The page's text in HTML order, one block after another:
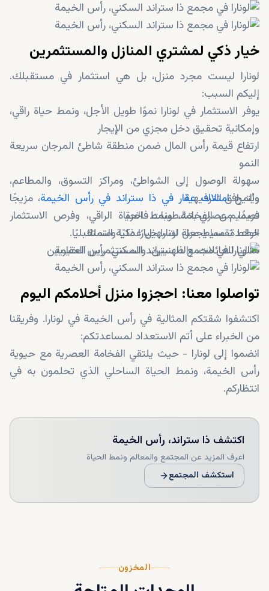
خيار ذكي لمشتري المنازل والمستثمرين
لونارا ليست مجرد منزل، بل هي استثمار في مستقبلك.
إليكم السبب:
يوفر الاستثمار في لونارا نموًا طويل الأجل، ونمط حياة راقي،
وإمكانية تحقيق دخل مجزي من الإيجار
ارتفاع قيمة رأس المال ضمن منطقة شاطئ المرجان سريعة
النمو
سهولة الوصول إلى الشواطئ، ومراكز التسوق، والمطاعم،
والمرافق الترفيهية
تصميم عصري بتشطيبات فاخرة
خطط تقسيط مرنة لتسهيل عملية التملك
مثالي للعائلات، والمهنيين، والمستثمرين العقاريين
ويُتيحامتلاك عقار في ذا ستراند في رأس الخيمة، مزيجًا
فريدًا من الفخامة، ونمط الحياة الراقي، وفرص الاستثمار
الواعدة، مما يجعل لونارا خيارًا ذكيًا ومستقبليًا.
تواصلوا معنا: احجزوا منزل أحلامكم اليوم
اكتشفوا شقتكم المثالية في رأس الخيمة في لونارا. وفريقنا
من الخبراء على أتم الاستعداد لمساعدتكم:
انضموا إلى لونارا - حيث يلتقي الفخامة العصرية مع حيوية
رأس الخيمة، ونمط الحياة الساحلي الذي تحلمون به في
انتظاركم.
اكتشف ذا ستراند، رأس الخيمة
اعرف المزيد عن المجتمع والمعالم ونمط الحياة
استكشف المجتمع
المخزون